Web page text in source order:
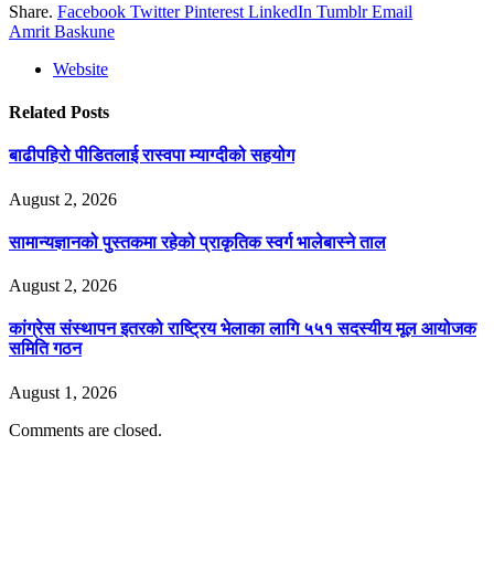
Share. Facebook Twitter Pinterest LinkedIn Tumblr Email
Amrit Baskune
Website
Related Posts
बाढीपहिरो पीडितलाई रास्वपा म्याग्दीको सहयोग
August 2, 2026
सामान्यज्ञानको पुस्तकमा रहेको प्राकृतिक स्वर्ग भालेबास्ने ताल
August 2, 2026
कांग्रेस संस्थापन इतरको राष्ट्रिय भेलाका लागि ५५१ सदस्यीय मूल आयोजक
समिति गठन
August 1, 2026
Comments are closed.